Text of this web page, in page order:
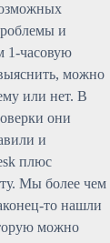
и
1-часовую
можно
или нет. В
они
и
плюс
Мы более чем
то нашли
можно